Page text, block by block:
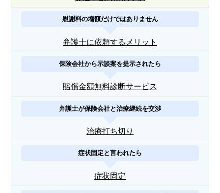
慰謝料の増額だけではありません
弁護士に依頼するメリット
保険会社から示談案を提示されたら
賠償金額無料診断サービス
弁護士が保険会社と治療継続を交渉
治療打ち切り
症状固定と言われたら
症状固定